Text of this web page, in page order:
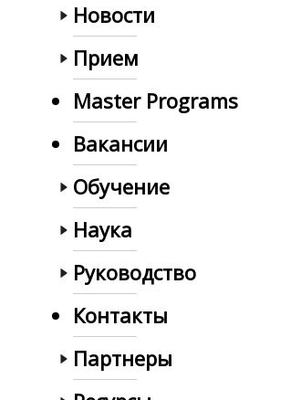
Новости
Прием
Master Programs
Вакансии
Обучение
Наука
Руководство
Контакты
Партнеры